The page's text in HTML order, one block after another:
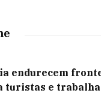
endurecem
turistas e